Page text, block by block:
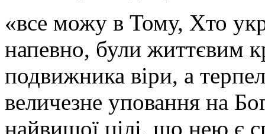
«все можу в Тому, Хто
напевно, були життєвим
подвижника віри, а
величезне уповання на
найвищої цілі, що нею є